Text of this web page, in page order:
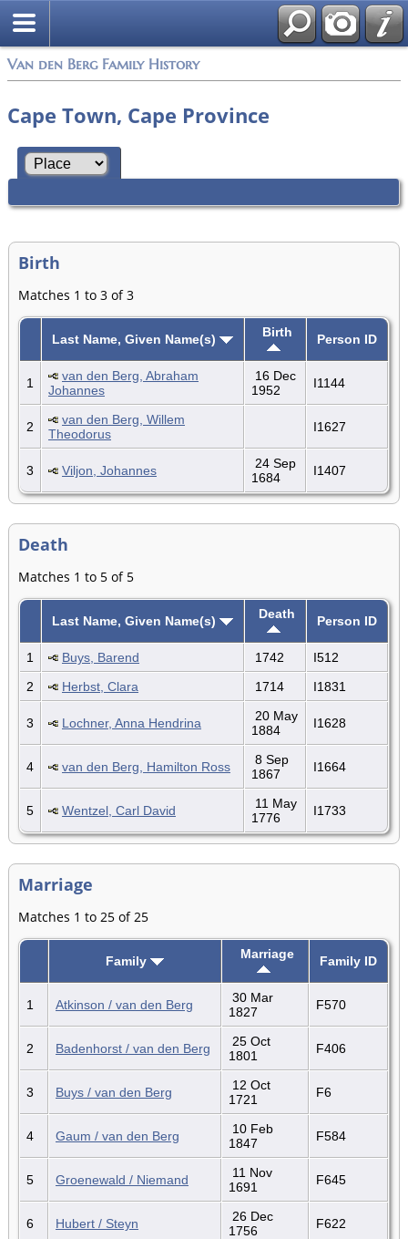
Van den Berg Family History
Cape Town, Cape Province
Birth
Matches 1 to 3 of 3
Last Name, Given Name(s) Birth Person ID
1
van den Berg, Abraham
Johannes
16 Dec
1952
I1144
2
van den Berg, Willem
Theodorus
I1627
3 Viljon, Johannes
24 Sep
1684
I1407
Death
Matches 1 to 5 of 5
Last Name, Given Name(s) Death Person ID
1 Buys, Barend 1742
I512
2
Herbst, Clara 1714 I1831
3 Lochner, Anna Hendrina
20 May
1884
I1628
4 van den Berg, Hamilton Ross
8 Sep
1867
I1664
5 Wentzel, Carl David
11 May
1776
I1733
Marriage
Matches 1 to 25 of 25
Family Marriage Family ID
1 Atkinson / van den Berg
30 Mar
1827
F570
2 Badenhorst / van den Berg
25 Oct
1801
F406
3 Buys / van den Berg
12 Oct
1721
F6
4 Gaum / van den Berg
10 Feb
1847
F584
5 Groenewald / Niemand
11 Nov
1691
F645
6 Hubert / Steyn
26 Dec
1756
F622